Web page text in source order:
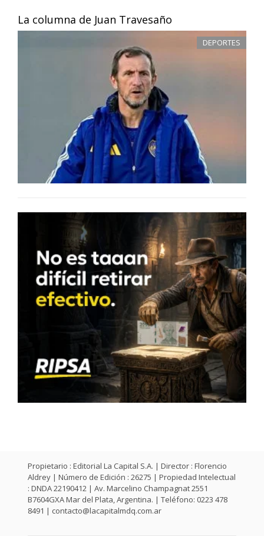
La columna de Juan Travesaño
DEPORTES
Propietario : Editorial La Capital S.A. | Director : Florencio
Aldrey | Número de Edición : 26275 | Propiedad Intelectual
: DNDA 22190412 | Av. Marcelino Champagnat 2551
B7604GXA Mar del Plata, Argentina. | Teléfono: 0223 478
8491 | contacto@lacapitalmdq.com.ar